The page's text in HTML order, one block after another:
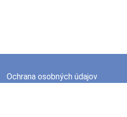
Ochrana osobných údajov